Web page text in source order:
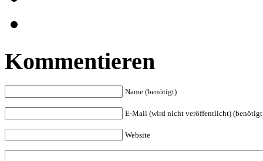
Kommentieren
Name (benötigt)
E-Mail (wird nicht veröffentlicht)
Website